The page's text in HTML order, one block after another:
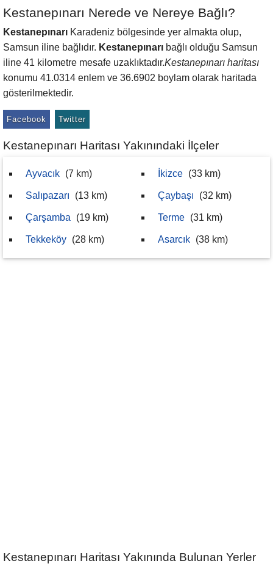
Kestanepınarı Nerede ve Nereye Bağlı?
Kestanepınarı Karadeniz bölgesinde yer almakta olup,
Samsun iline bağlıdır. Kestanepınarı bağlı olduğu Samsun
iline 41 kilometre mesafe uzaklıktadır.Kestanepınarı haritası
konumu 41.0314 enlem ve 36.6902 boylam olarak haritada
gösterilmektedir.
Facebook Twitter
Kestanepınarı Haritası Yakınındaki İlçeler
Ayvacık (7 km)
Salıpazarı (13 km)
Çarşamba (19 km)
Tekkeköy (28 km)
İkizce (33 km)
Çaybaşı (32 km)
Terme (31 km)
Asarcık (38 km)
Kestanepınarı Haritası Yakınında Bulunan Yerler